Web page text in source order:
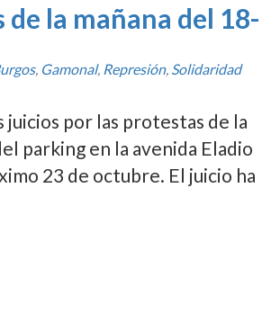
la mañana del 18-
, Gamonal, Represión, Solidaridad
juicios por las protestas de la
parking en la avenida Eladio
23 de octubre. El juicio ha